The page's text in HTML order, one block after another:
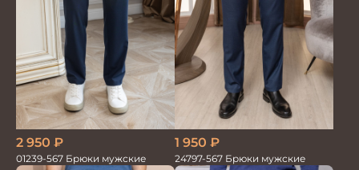
2 950 ₽
01239-567 Брюки мужские
1 950 ₽
24797-567 Брюки мужские